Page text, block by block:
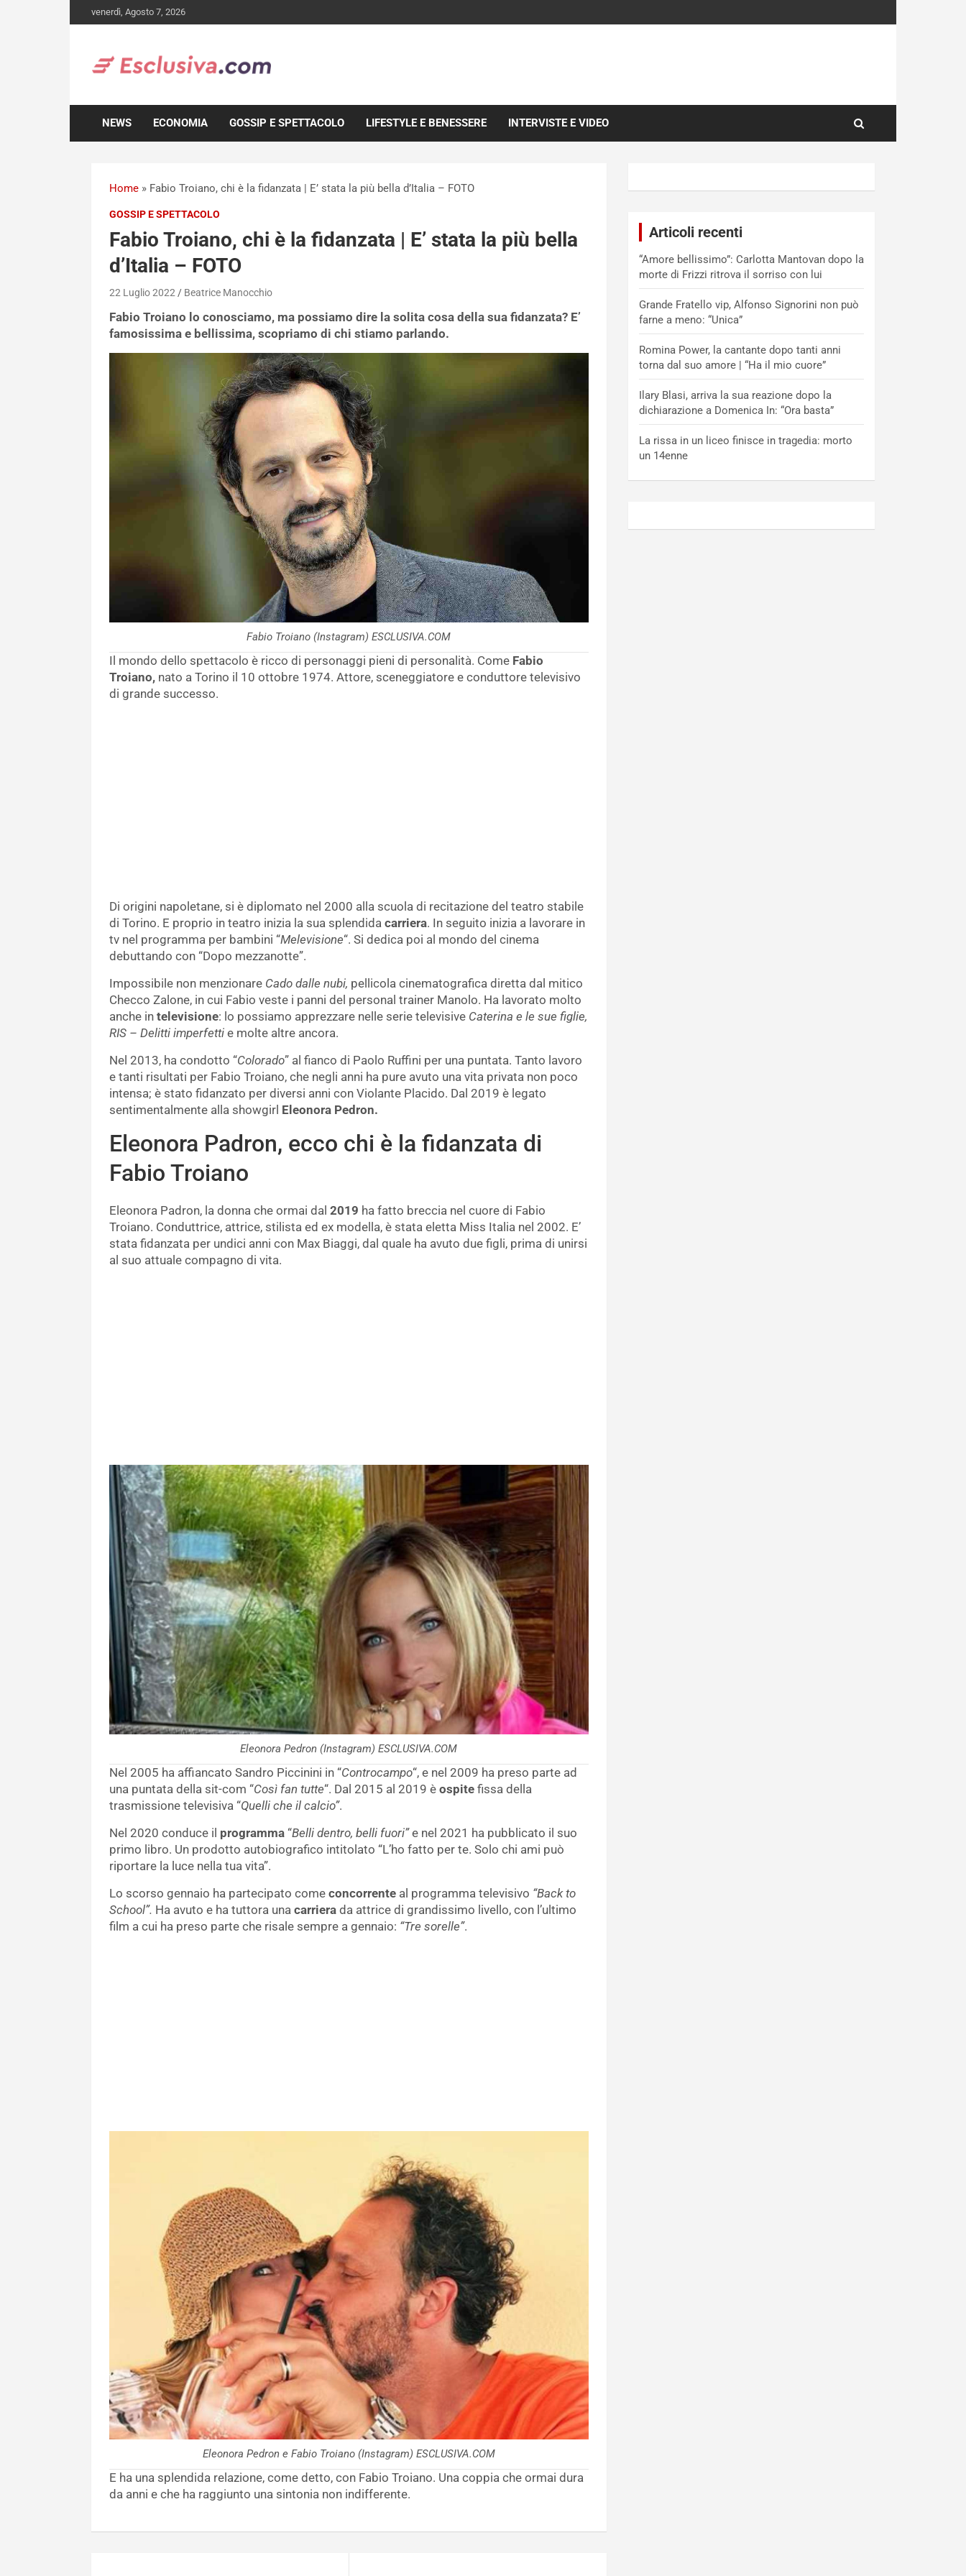
to
venerdì, Agosto 7, 2026
NEWS ECONOMIA GOSSIP E SPETTACOLO LIFESTYLE E BENESSERE INTERVISTE E VIDEO
Home » Fabio Troiano, chi è la fidanzata | E’ stata la più bella d’Italia – FOTO
GOSSIP E SPETTACOLO
Fabio Troiano, chi è la fidanzata | E’ stata la più bella
d’Italia – FOTO
22 Luglio 2022 Beatrice Manocchio
Fabio Troiano lo conosciamo, ma possiamo dire la solita cosa della sua fidanzata? E’
famosissima e bellissima, scopriamo di chi stiamo parlando.
Fabio Troiano (Instagram) ESCLUSIVA.COM
Il mondo dello spettacolo è ricco di personaggi pieni di personalità. Come Fabio
Troiano, nato a Torino il 10 ottobre 1974. Attore, sceneggiatore e conduttore televisivo
di grande successo.
Di origini napoletane, si è diplomato nel 2000 alla scuola di recitazione del teatro stabile
di Torino. E proprio in teatro inizia la sua splendida carriera. In seguito inizia a lavorare in
tv nel programma per bambini “Melevisione“. Si dedica poi al mondo del cinema
debuttando con “Dopo mezzanotte”.
Impossibile non menzionare Cado dalle nubi, pellicola cinematografica diretta dal mitico
Checco Zalone, in cui Fabio veste i panni del personal trainer Manolo. Ha lavorato molto
anche in televisione: lo possiamo apprezzare nelle serie televisive Caterina e le sue figlie,
RIS – Delitti imperfetti e molte altre ancora.
Nel 2013, ha condotto “Colorado” al fianco di Paolo Ruffini per una puntata. Tanto lavoro
e tanti risultati per Fabio Troiano, che negli anni ha pure avuto una vita privata non poco
intensa; è stato fidanzato per diversi anni con Violante Placido. Dal 2019 è legato
sentimentalmente alla showgirl Eleonora Pedron.
Eleonora Padron, ecco chi è la fidanzata di
Fabio Troiano
Eleonora Padron, la donna che ormai dal 2019 ha fatto breccia nel cuore di Fabio
Troiano. Conduttrice, attrice, stilista ed ex modella, è stata eletta Miss Italia nel 2002. E’
stata fidanzata per undici anni con Max Biaggi, dal quale ha avuto due figli, prima di unirsi
al suo attuale compagno di vita.
Eleonora Pedron (Instagram) ESCLUSIVA.COM
Nel 2005 ha affiancato Sandro Piccinini in “Controcampo“, e nel 2009 ha preso parte ad
una puntata della sit-com “Così fan tutte“. Dal 2015 al 2019 è ospite fissa della
trasmissione televisiva “Quelli che il calcio”.
Nel 2020 conduce il programma “Belli dentro, belli fuori”e nel 2021 ha pubblicato il suo
primo libro. Un prodotto autobiografico intitolato “L’ho fatto per te. Solo chi ami può
riportare la luce nella tua vita”.
Lo scorso gennaio ha partecipato come concorrente al programma televisivo “Back to
School”. Ha avuto e ha tuttora una carriera da attrice di grandissimo livello, con l’ultimo
film a cui ha preso parte che risale sempre a gennaio: “Tre sorelle”.
Eleonora Pedron e Fabio Troiano (Instagram) ESCLUSIVA.COM
E ha una splendida relazione, come detto, con Fabio Troiano. Una coppia che ormai dura
da anni e che ha raggiunto una sintonia non indifferente.
Articoli recenti
“Amore bellissimo”: Carlotta Mantovan dopo la
morte di Frizzi ritrova il sorriso con lui
Grande Fratello vip, Alfonso Signorini non può
farne a meno: “Unica”
Romina Power, la cantante dopo tanti anni
torna dal suo amore | “Ha il mio cuore”
Ilary Blasi, arriva la sua reazione dopo la
dichiarazione a Domenica In: “Ora basta”
La rissa in un liceo finisce in tragedia: morto
un 14enne